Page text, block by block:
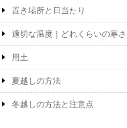
置き場所と日当たり
適切な温度｜どれくらいの寒
用土
夏越しの方法
冬越しの方法と注意点